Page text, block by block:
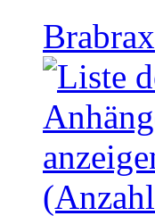
Brabrax